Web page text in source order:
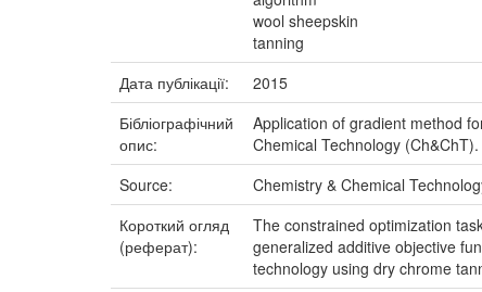
wool sheepskin
tanning
Дата публікації:
2015
Бібліографічний
опис:
Application of gradient method
Chemical Technology
Source:
Chemistry & Chemical
Короткий огляд
(реферат):
The constrained optimization
generalized additive objective
technology using dry chrome